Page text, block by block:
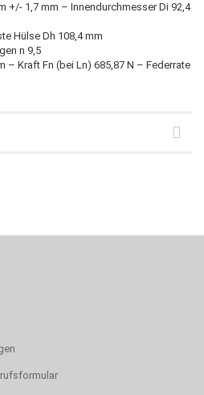
+/- 1,7 mm – Innendurchmesser Di 92,4
Hülse Dh 108,4 mm
n 9,5
– Kraft Fn (bei Ln) 685,87 N – Federrate